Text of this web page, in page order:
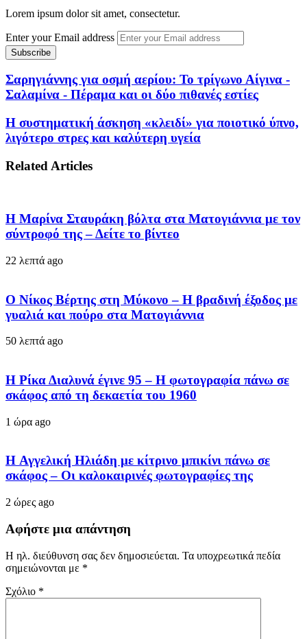
Lorem ipsum dolor sit amet, consectetur.
Enter your Email address
Σαρηγιάννης για οσμή αερίου: Το τρίγωνο Αίγινα -
Σαλαμίνα - Πέραμα και οι δύο πιθανές εστίες
Η συστηματική άσκηση «κλειδί» για ποιοτικό ύπνο,
λιγότερο στρες και καλύτερη υγεία
Related Articles
Η Μαρίνα Σταυράκη βόλτα στα Ματογιάννια με τον
σύντροφό της – Δείτε το βίντεο
22 λεπτά ago
Ο Νίκος Βέρτης στη Μύκονο – Η βραδινή έξοδος με
γυαλιά και πούρο στα Ματογιάννια
50 λεπτά ago
Η Ρίκα Διαλυνά έγινε 95 – Η φωτογραφία πάνω σε
σκάφος από τη δεκαετία του 1960
1 ώρα ago
H Αγγελική Ηλιάδη με κίτρινο μπικίνι πάνω σε
σκάφος – Οι καλοκαιρινές φωτογραφίες της
2 ώρες ago
Αφήστε μια απάντηση
Η ηλ. διεύθυνση σας δεν δημοσιεύεται. Τα υποχρεωτικά πεδία
σημειώνονται με *
Σχόλιο *